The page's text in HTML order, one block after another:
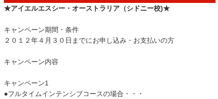
★アイエルエスシー・オーストラリア（シドニー校)★
キャンペーン期間・条件
２０１２年４月３０日までにお申し込み・お支払いの方
キャンペーン内容
キャンペーン1
●フルタイムインテンシブコースの場合・・・